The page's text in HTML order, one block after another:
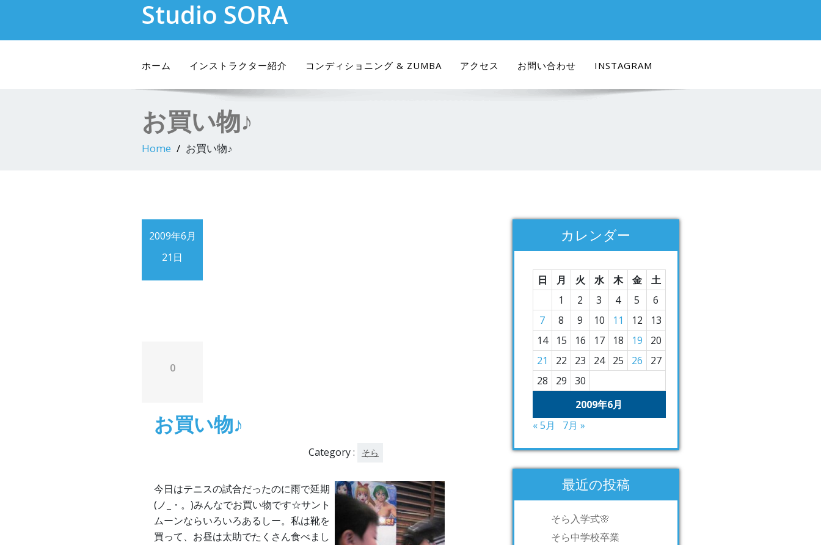
Studio SORA
ホーム インストラクター紹介 コンディショニング & ZUMBA アクセス お問い合わせ INSTAGRAM
お買い物♪
Home お買い物♪
2009年6月
21日
0
お買い物♪
Category : そら
今日はテニスの試合だったのに雨で延期
(ノ_・。)みんなでお買い物です☆サント
ムーンならいろいろあるしー。私は靴を
買って、お昼は太助でたくさん食べまし
カレンダー
2009年6月
日 月 火 水 木 金
土
1
2 3 4 5
6
7
8 9 10 11 12
13
14
15 16 17 18 19
20
21
22 23 24 25 26
27
28
29 30
« 5月 7月 »
最近の投稿
そら入学式🌸
そら中学校卒業